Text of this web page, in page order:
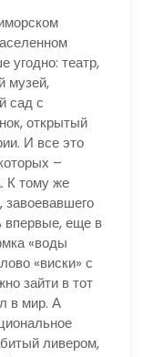
угодно: театр,
музей,
сад с
открытый
И все это
–
К тому же
завоевавшего
впервые, еще в
«воды
«виски» с
зайти в тот
в мир. А
ливером,